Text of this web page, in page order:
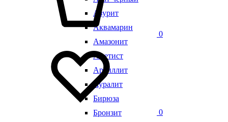
Азурит
Аквамарин
Амазонит
Аметист
Аргиллит
Ауралит
Бирюза
Бронзит
0
0